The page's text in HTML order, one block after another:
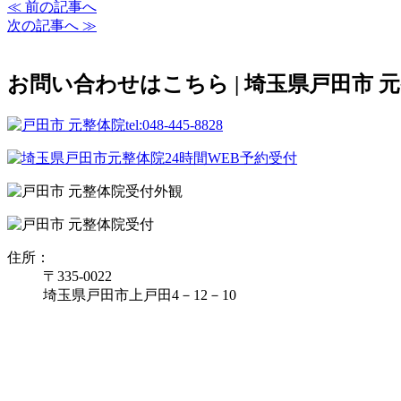
≪ 前の記事へ
次の記事へ ≫
お問い合わせはこちら | 埼玉県戸田市
住所：
〒335‐0022
埼玉県戸田市上戸田4－12－10